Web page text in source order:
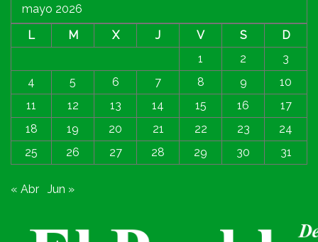
mayo 2026
L
M X J V S
D
1
2
3
4
5 6 7 8 9
10
11
12 13 14 15 16
17
18
19 20 21 22 23
24
25
26 27 28 29 30 31
« Abr Jun »